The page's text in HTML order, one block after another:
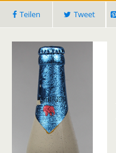
Teilen Tweet